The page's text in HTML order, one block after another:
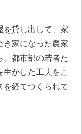
を貸し出して、家
き家になった農家
、都市部の若者た
かした工夫をこ
を経てつくられて